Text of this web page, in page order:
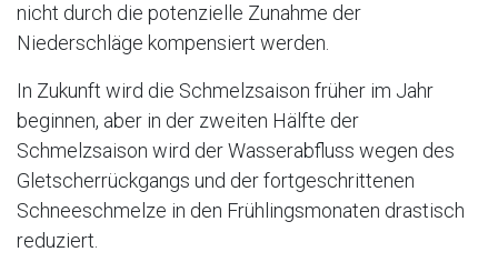
nicht durch die potenzielle Zunahme der
Niederschläge kompensiert werden.
In Zukunft wird die Schmelzsaison früher im Jahr
beginnen, aber in der zweiten Hälfte der
Schmelzsaison wird der Wasserabfluss wegen des
Gletscherrückgangs und der fortgeschrittenen
Schneeschmelze in den Frühlingsmonaten drastisch
reduziert.